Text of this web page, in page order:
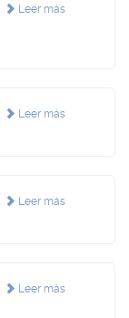
Leer más
Leer más
Leer más
Leer más